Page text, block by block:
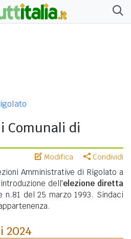
Comunali di
Modifica Condividi
Amministrative di Rigolato a
dell'elezione diretta
n.81 del 25 marzo 1993. Sindaci
2024